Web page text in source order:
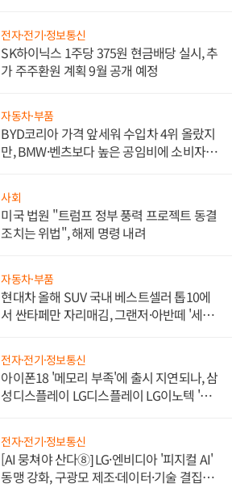
전자·전기·정보통신
SK하이닉스 1주당 375원 현금배당 실시, 추
가 주주환원 계획 9월 공개 예정
자동차·부품
BYD코리아 가격 앞세워 수입차 4위 올랐지
만, BMW·벤츠보다 높은 공임비에 소비자
사회
미국 법원 "트럼프 정부 풍력 프로젝트 동결
조치는 위법", 해제 명령 내려
자동차·부품
현대차 올해 SUV 국내 베스트셀러 톱10에
서 싼타페만 자리매김, 그랜저·아반떼 '세단
전자·전기·정보통신
아이폰18 '메모리 부족'에 출시 지연되나, 삼
성디스플레이 LG디스플레이 LG이노텍 '탈
전자·전기·정보통신
[AI 뭉쳐야 산다⑧] LG·엔비디아 '피지컬 AI'
동맹 강화, 구광모 제조·데이터·기술 결집